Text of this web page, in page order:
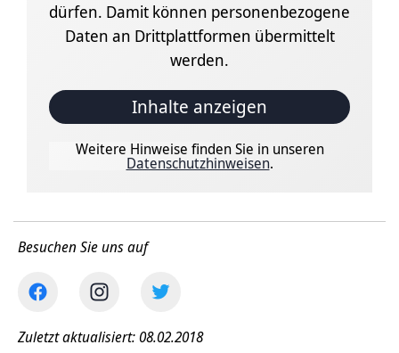
dürfen. Damit können personenbezogene
Daten an Drittplattformen übermittelt
werden.
Inhalte anzeigen
Weitere Hinweise finden Sie in unseren
Datenschutzhinweisen.
Besuchen Sie uns auf
Zuletzt aktualisiert: 08.02.2018